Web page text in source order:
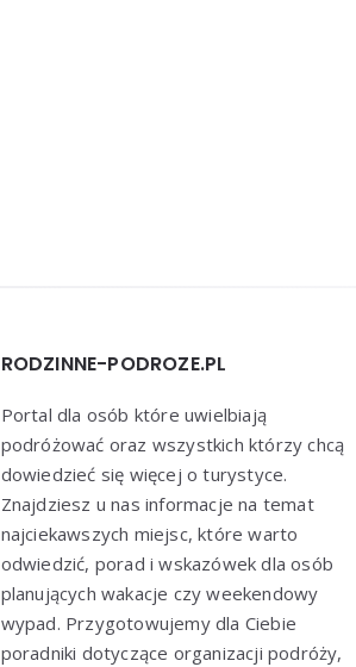
RODZINNE-PODROZE.PL
Portal dla osób które uwielbiają
podróżować oraz wszystkich którzy chcą
dowiedzieć się więcej o turystyce.
Znajdziesz u nas informacje na temat
najciekawszych miejsc, które warto
odwiedzić, porad i wskazówek dla osób
planujących wakacje czy weekendowy
wypad. Przygotowujemy dla Ciebie
poradniki dotyczące organizacji podróży,